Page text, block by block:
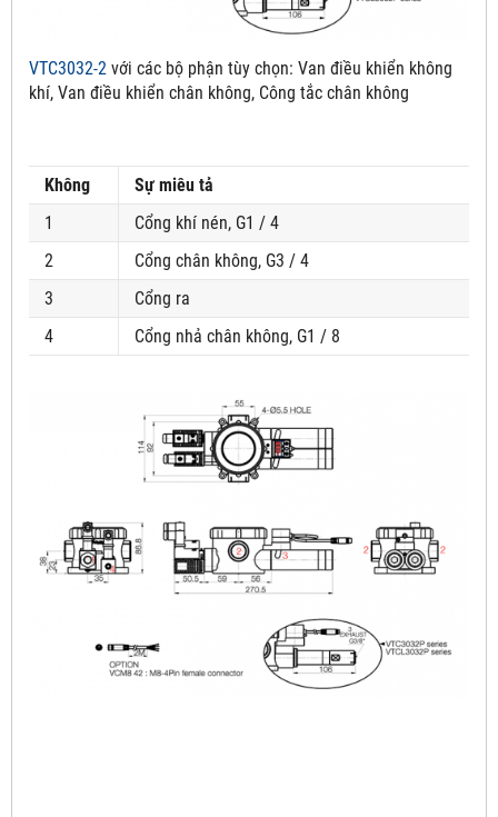
VTC3032-2 với các bộ phận tùy chọn: Van điều khiển không
khí, Van điều khiển chân không, Công tắc chân không
Không
Sự miêu tả
1
Cổng khí nén, G1 / 4
2
Cổng chân không, G3 / 4
3
Cổng ra
4
Cổng nhả chân không, G1 / 8